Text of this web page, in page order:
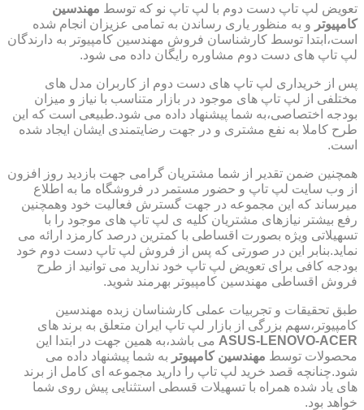
تعویض لپ تاپ دست دوم با لپ تاپ نو که توسط مهندسین
کامپیوتر و به منظور یاری رساندن به تمامی عزیزان انجام شده
است،ابتدا توسط کارشناسان فروش مهندسین کامپیوتر به دارندگان
لپ تاپ های دست دوم مشاوره رایگان داده می شود.
پس از خریداری لپ تاپ های دست دوم از کاربران مدل های
مختلفی از لپ تاپ های موجود در بازار متناسب با نیاز و میزان
بودجه اختصاصی،به شما پیشنهاد داده می شود.طبیعی است که این
طرح کاملا به نفع مشتری و در جهت رضایتمندی ایشان ایجاد شده
است.
همچنین ضمن تقدیر از شما مشتریان گرامی جهت بازدید روز افزون
از وب سایت لپ تاپ و حضور مستمر در فروشگاه ما به اطلاع
میرساند که این مجموعه در جهت گسترش فعالیت خود وهمچنین
رفع بیشتر نیازهای مشتریان کلیه ی لپ تاپ های موجود را با
تسهیلاتی ویژه بصورت اقساطی با کمترین درصد کارمزد ارائه می
نماید.بنابر این در صورتی که پس از فروش لپ تاپ دست دوم خود
بودجه کافی برای تعویض لپ تاپ خود ندارید می توانید از طرح
فروش اقساطی مهندسین کامپیوتر بهرمند شوید.
طبق تحقیقات و تجربیات عملی کارشناسان زبده مهندسین
کامپیوتر،سهم بزرگی از بازار لپ تاپ ایران متعلق به برند های
ASUS-LENOVO-ACER می باشد،به همین جهت در ابتدا این
محصولات توسط مهندسین کامپیوتر به شما پیشنهاد داده می
شود.چنانچه قصد خرید لپ تاپ را دارید مجموعه ای کامل از برند
های یاد شده همراه با تسهیلات قسطی استثنایی پیش روی شما
خواهد بود.